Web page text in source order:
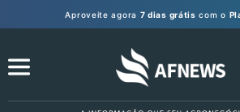
Aproveite agora 7 dias grátis com o